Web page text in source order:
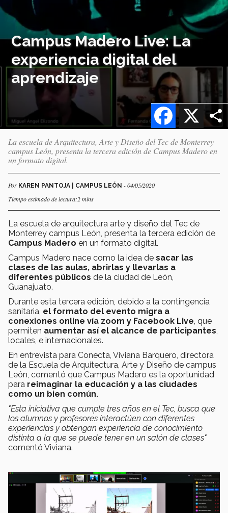
Campus Madero Live: La
experiencia digital del
aprendizaje
X
Facebook
La escuela de Arquitectura, Arte y Diseño del Tec de Monterrey
campus León, presenta la tercera edición de Campus Madero en
un formato digital.
Por KAREN PANTOJA | CAMPUS LEÓN - 04/05/2020
Tiempo estimado de lectura:2 mins
La escuela de arquitectura arte y diseño del Tec de
Monterrey campus León, presenta la tercera edición de
Campus Madero en un formato digital.
Campus Madero nace como la idea de sacar las
clases de las aulas, abrirlas y llevarlas a
diferentes públicos de la ciudad de León,
Guanajuato.
Durante esta tercera edición, debido a la contingencia
sanitaria, el formato del evento migra a
conexiones online vía zoom y Facebook Live , que
permiten aumentar así el alcance de participantes
locales, e internacionales.
En entrevista para Conecta, Viviana Barquero, directora
de la Escuela de Arquitectura, Arte y Diseño de campus
León, comentó que Campus Madero es la oportunidad
para reimaginar la educación y a las ciudades
como un bien común.
"Esta iniciativa que cumple tres años en el Tec, busca que
los alumnos y profesores interactúen con diferentes
experiencias y obtengan experiencia de conocimiento
distinta a la que se puede tener en un salón de clases"
comentó Viviana.